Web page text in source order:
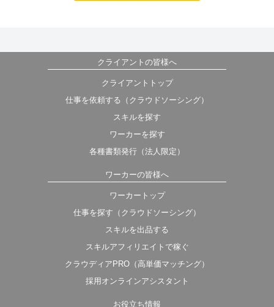
クライアントの皆様へ
クライアントトップ
仕事を依頼する（クラウドソーシング）
スキルを探す
ワーカーを探す
各種書類発行（法人限定）
ワーカーの皆様へ
ワーカートップ
仕事を探す（クラウドソーシング）
スキルを出品する
スキルアフィリエイトで稼ぐ
クラウディアPRO（高単価マッチング）
採用オンラインアシスタント
お役立ち情報